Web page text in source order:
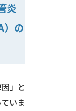
炎
）の
」と
いま